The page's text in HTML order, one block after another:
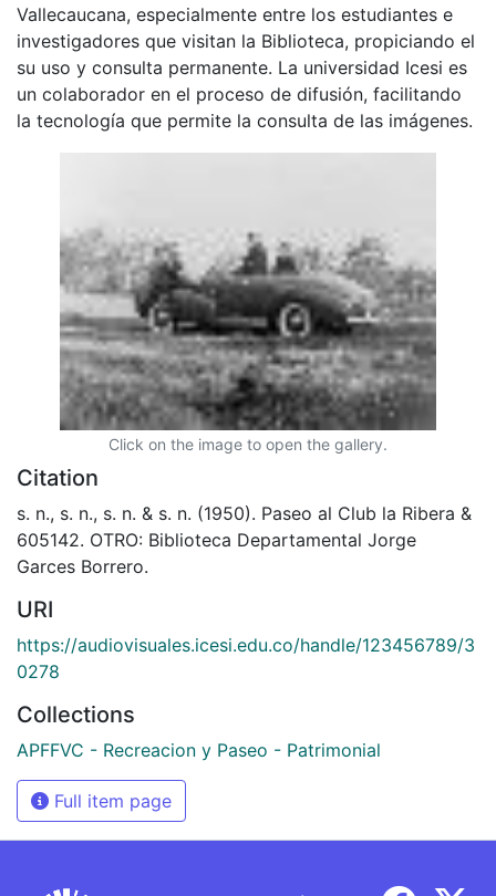
Vallecaucana, especialmente entre los estudiantes e
investigadores que visitan la Biblioteca, propiciando el
su uso y consulta permanente. La universidad Icesi es
un colaborador en el proceso de difusión, facilitando
la tecnología que permite la consulta de las imágenes.
Click on the image to open the gallery.
Citation
s. n., s. n., s. n. & s. n. (1950). Paseo al Club la Ribera &
605142. OTRO: Biblioteca Departamental Jorge
Garces Borrero.
URI
https://audiovisuales.icesi.edu.co/handle/123456789/3
0278
Collections
APFFVC - Recreacion y Paseo - Patrimonial
Full item page